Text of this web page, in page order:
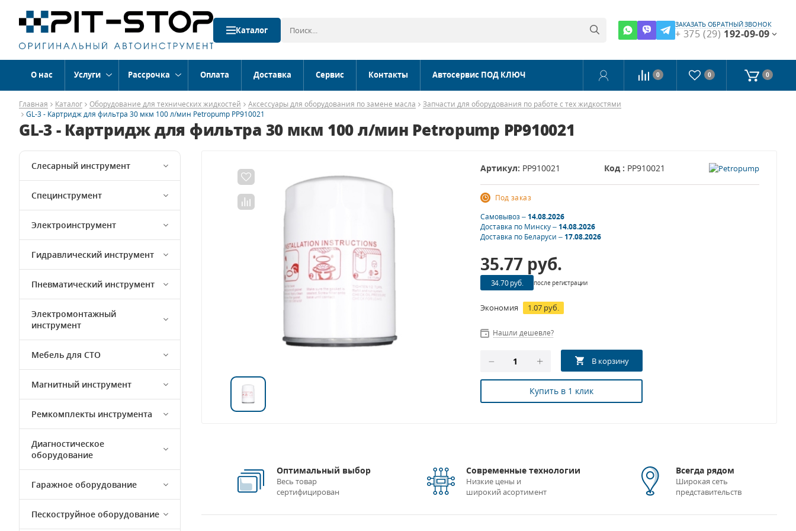
Каталог
ЗАКАЗАТЬ ОБРАТНЫЙ ЗВОНОК
+ 375 (29) 192-09-09
О нас Услуги Рассрочка Оплата Доставка Сервис Контакты Автосервис ПОД КЛЮЧ 0 0 0
Главная Каталог Оборудование для технических жидкостей Аксессуары для оборудования по замене масла
Запчасти для оборудования по работе с тех жидкостями
GL-3 - Картридж для фильтра 30 мкм 100 л/мин Petropump PP910021
GL-3 - Картридж для фильтра 30 мкм 100 л/мин Petropump PP910021
Слесарный инструмент
Специнструмент
Электроинструмент
Гидравлический инструмент
Пневматический инструмент
Электромонтажный
инструмент
Мебель для СТО
Магнитный инструмент
Ремкомплекты инструмента
Диагностическое
оборудование
Гаражное оборудование
Пескоструйное оборудование
Артикул: PP910021 Код : PP910021
Под заказ
Самовывоз –14.08.2026
Доставка по Минску –14.08.2026
Доставка по Беларуси –17.08.2026
35.77 руб.
34.70 руб. после регистрации
Экономия 1.07 руб.
Нашли дешевле?
Купить в 1 клик
Оптимальный выбор
Весь товар
сертифицирован
Современные технологии
Низкие цены и
широкий асортимент
Всегда рядом
Широкая сеть
представительств